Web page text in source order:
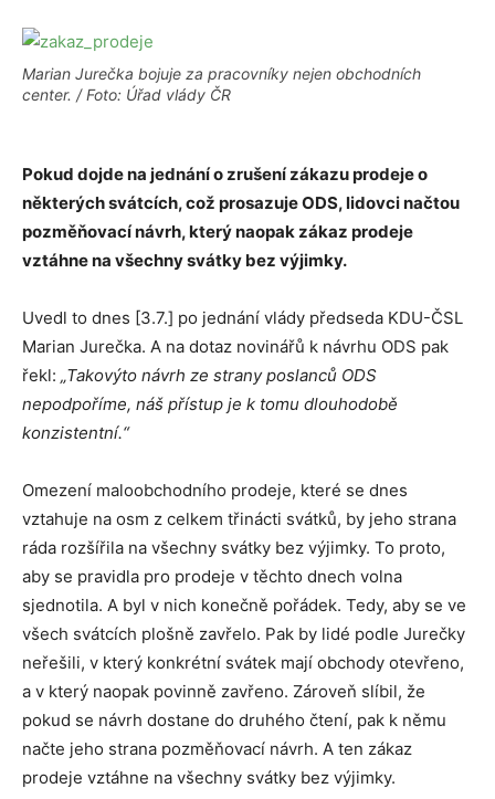
Marian Jurečka bojuje za pracovníky nejen obchodních
center. / Foto: Úřad vlády ČR
Pokud dojde na jednání o zrušení zákazu prodeje o
některých svátcích, což prosazuje ODS, lidovci načtou
pozměňovací návrh, který naopak zákaz prodeje
vztáhne na všechny svátky bez výjimky.
Uvedl to dnes [3.7.] po jednání vlády předseda KDU-ČSL
Marian Jurečka. A na dotaz novinářů k návrhu ODS pak
řekl: „Takovýto návrh ze strany poslanců ODS
nepodpoříme, náš přístup je k tomu dlouhodobě
konzistentní.“
Omezení maloobchodního prodeje, které se dnes
vztahuje na osm z celkem třinácti svátků, by jeho strana
ráda rozšířila na všechny svátky bez výjimky. To proto,
aby se pravidla pro prodeje v těchto dnech volna
sjednotila. A byl v nich konečně pořádek. Tedy, aby se ve
všech svátcích plošně zavřelo. Pak by lidé podle Jurečky
neřešili, v který konkrétní svátek mají obchody otevřeno,
a v který naopak povinně zavřeno. Zároveň slíbil, že
pokud se návrh dostane do druhého čtení, pak k němu
načte jeho strana pozměňovací návrh. A ten zákaz
prodeje vztáhne na všechny svátky bez výjimky.